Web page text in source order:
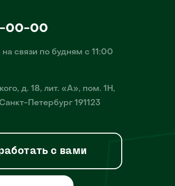
00-00
связи по будням с 11:00
д. 18, лит. «А», пом. 1Н,
Петербург 191123
с вами